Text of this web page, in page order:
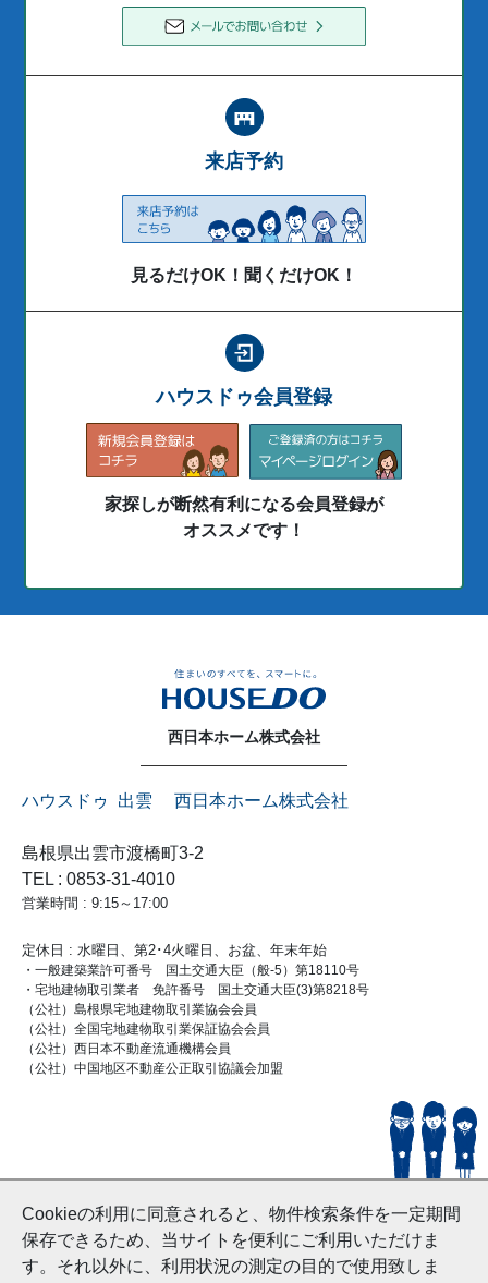
Cookieの利用に同意されると、物件検索条件を一定期間
保存できるため、当サイトを便利にご利用いただけま
す。それ以外に、利用状況の測定の目的で使用致しま
来店予約
見るだけOK！聞くだけOK！
ハウスドゥ会員登録
家探しが断然有利になる会員登録が
オススメです！
西日本ホーム株式会社
ハウスドゥ 出雲 西日本ホーム株式会社
島根県出雲市渡橋町3-2
TEL : 0853-31-4010
営業時間 : 9:15～17:00
定休日 : 水曜日、第2･4火曜日、お盆、年末年始
・一般建築業許可番号 国土交通大臣（般-5）第18110号
・宅地建物取引業者 免許番号 国土交通大臣(3)第8218号
（公社）島根県宅地建物取引業協会会員
（公社）全国宅地建物取引業保証協会会員
（公社）西日本不動産流通機構会員
（公社）中国地区不動産公正取引協議会加盟
© HouseDoIzumo
and Nishinihon Home Co.ltd All Rights Reserved.